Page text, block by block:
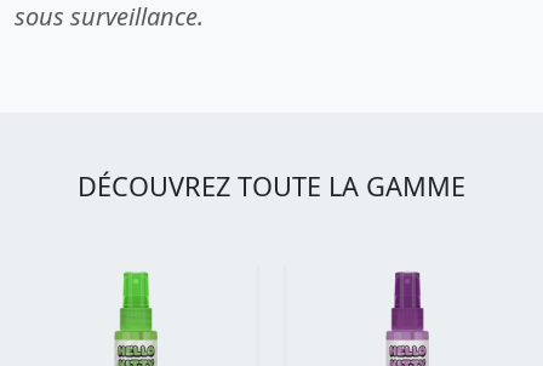
sous surveillance.
DÉCOUVREZ TOUTE LA GAMME